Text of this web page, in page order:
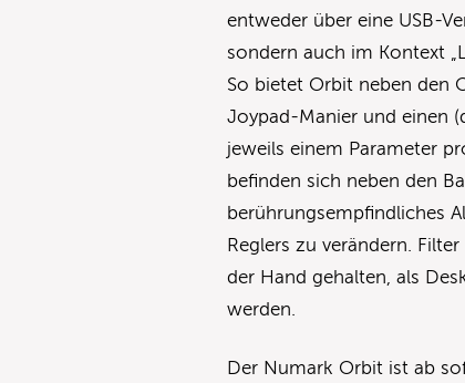
entweder über eine USB-
sondern auch im Kontext
So bietet Orbit neben den
Joypad-Manier und einen
jeweils einem Parameter
befinden sich neben den
berührungsempfindliches
Reglers zu verändern.
der Hand gehalten, als
werden.
Der Numark Orbit ist ab